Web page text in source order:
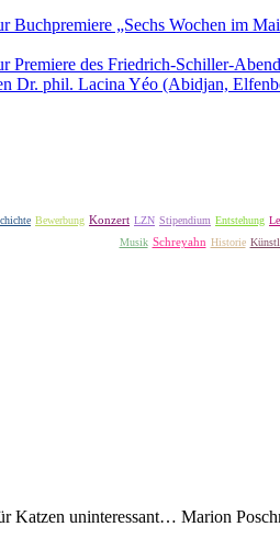
„Sechs Wochen im
Premiere des Friedrich-Schiller-
Dr. phil. Lacina Yéo (Abidjan,
Bewerbung Konzert LZN Stipendium Entstehung
Musik Schreyahn Historie
Katzen uninteressant… Marion